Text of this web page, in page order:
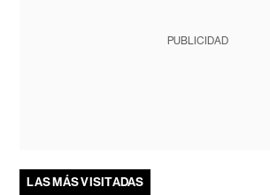
PUBLICIDAD
LAS MÁS VISITADAS